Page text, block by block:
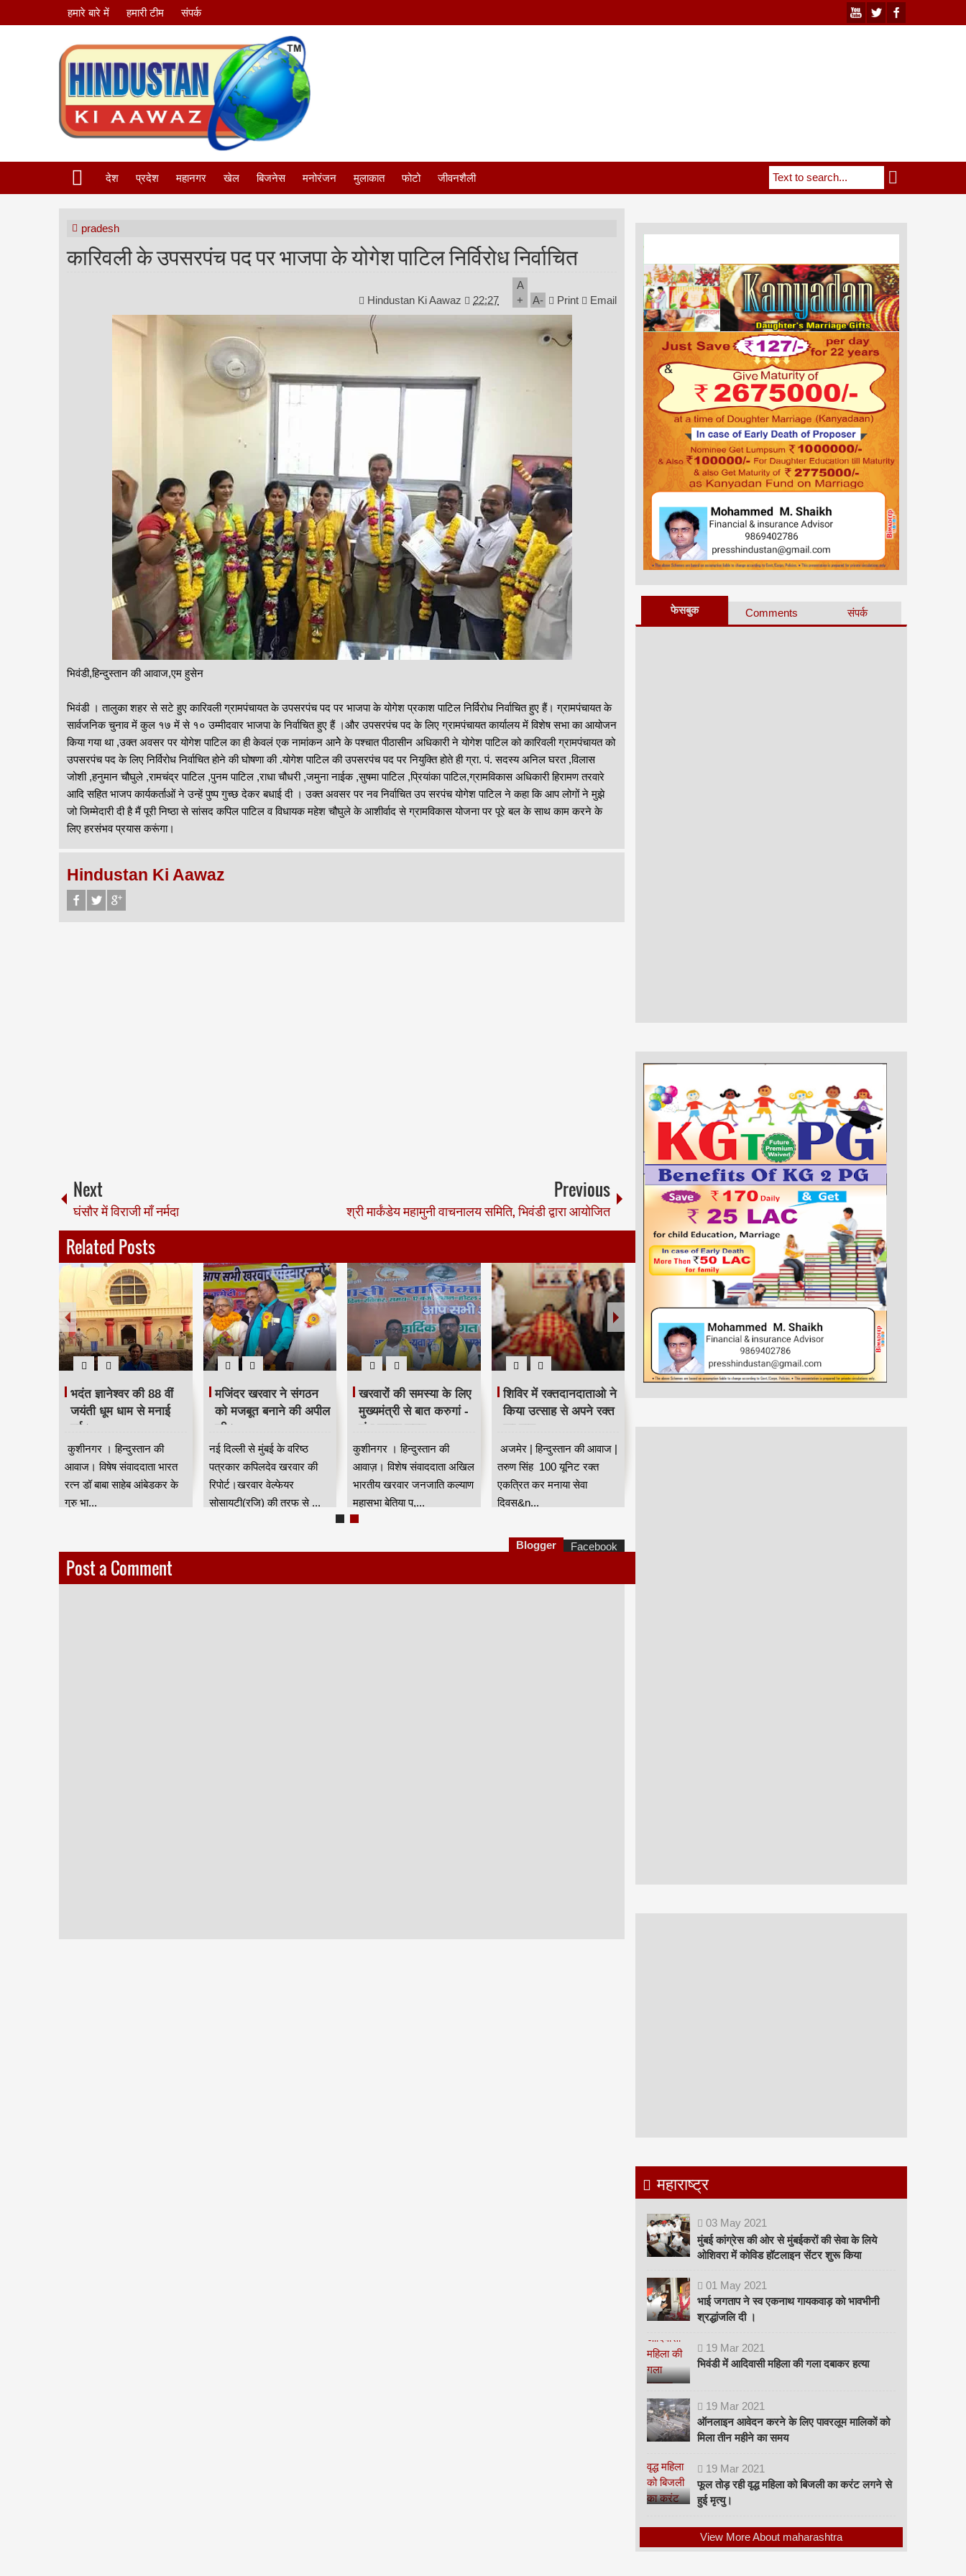
हमारे बारे में हमारी टीम संपर्क
देश प्रदेश महानगर खेल बिजनेस मनोरंजन मुलाकात फोटो जीवनशैली
pradesh
कारिवली के उपसरपंच पद पर भाजपा के योगेश पाटिल निर्विरोध निर्वाचित
Hindustan Ki Aawaz 22:27
A
+
A- Print Email
भिवंडी,हिन्दुस्तान की आवाज,एम हुसेन
भिवंडी । तालुका शहर से सटे हुए कारिवली ग्रामपंचायत के उपसरपंच पद पर भाजपा के योगेश प्रकाश पाटिल निर्विरोध निर्वाचित हुए हैं। ग्रामपंचायत के
सार्वजनिक चुनाव में कुल १७ में से १० उम्मीदवार भाजपा के निर्वाचित हुए हैं ।और उपसरपंच पद के लिए ग्रामपंचायत कार्यालय में विशेष सभा का आयोजन
किया गया था ,उक्त अवसर पर योगेश पाटिल का ही केवलं एक नामांकन आनेे के पश्चात पीठासीन अधिकारी ने योगेश पाटिल को कारिवली ग्रामपंचायत को
उपसरपंच पद के लिए निर्विरोध निर्वाचित होने की घोषणा की .योगेश पाटिल की उपसरपंच पद पर नियुक्ति होते ही ग्रा. पं. सदस्य अनिल घरत ,विलास
जोशी ,हनुमान चौघुले ,रामचंद्र पाटिल ,पुनम पाटिल ,राधा चौधरी ,जमुना नाईक ,सुषमा पाटिल ,प्रियांका पाटिल,ग्रामविकास अधिकारी हिरामण तरवारे
आदि सहित भाजप कार्यकर्ताओं ने उन्हें पुष्प गुच्छ देकर बधाई दी । उक्त अवसर पर नव निर्वाचित उप सरपंच योगेश पाटिल ने कहा कि आप लोगों ने मुझे
जो जिम्मेदारी दी है मैं पूरी निष्ठा से सांसद कपिल पाटिल व विधायक महेश चौघुले के आशीर्वाद से ग्रामविकास योजना पर पूरे बल के साथ काम करने के
लिए हरसंभव प्रयास करूंगा।
Hindustan Ki Aawaz
Next
घंसौर में विराजी माँ नर्मदा
Previous
श्री मार्कंडेय महामुनी वाचनालय समिति, भिवंडी द्वारा आयोजित
Related Posts
भदंत ज्ञानेश्वर की 88 वीं
जयंती धूम धाम से मनाई
गई।
कुशीनगर । हिन्दुस्तान की
आवाज। विषेष संवाददाता भारत
रत्न डॉ बाबा साहेब आंबेडकर के
गुरु भा...
मजिंदर खरवार ने संगठन
को मजबूत बनाने की अपील
की।
नई दिल्ली से मुंबई के वरिष्ठ
पत्रकार कपिलदेव खरवार की
रिपोर्ट।खरवार वेल्फेयर
सोसायटी(रजि) की तरफ से ...
खरवारों की समस्या के लिए
मुख्यमंत्री से बात करुगां -
शंभू कुमार सुमन
कुशीनगर । हिन्दुस्तान की
आवाज़। विशेष संवाददाता अखिल
भारतीय खरवार जनजाति कल्याण
महासभा बेतिया प,...
शिविर में रक्तदानदाताओ ने
किया उत्साह से अपने रक्त
का दान
अजमेर | हिन्दुस्तान की आवाज |
तरुण सिंह 100 यूनिट रक्त
एकत्रित कर मनाया सेवा
दिवस&n...
Post a Comment
Blogger Facebook
फेसबुक Comments संपर्क
महाराष्ट्र
03 May 2021
मुंबई कांग्रेस की ओर से मुंबईकरों की सेवा के लिये
ओशिवरा में कोविड हॉटलाइन सेंटर शुरू किया
01 May 2021
भाई जगताप ने स्व एकनाथ गायकवाड़ को भावभीनी
श्रद्धांजलि दी ।
19 Mar 2021
भिवंडी में आदिवासी महिला की गला दबाकर हत्या
19 Mar 2021
ऑनलाइन आवेदन करने के लिए पावरलूम मालिकों को
मिला तीन महीने का समय
19 Mar 2021
फूल तोड़ रही वृद्ध महिला को बिजली का करंट लगने से
हुई मृत्यु।
View More About maharashtra